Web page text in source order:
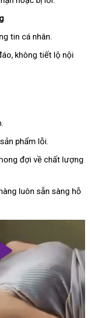
tin cá nhân.
không tiết lộ nội
phẩm lỗi.
đợi về chất lượng
luôn sẵn sàng hỗ